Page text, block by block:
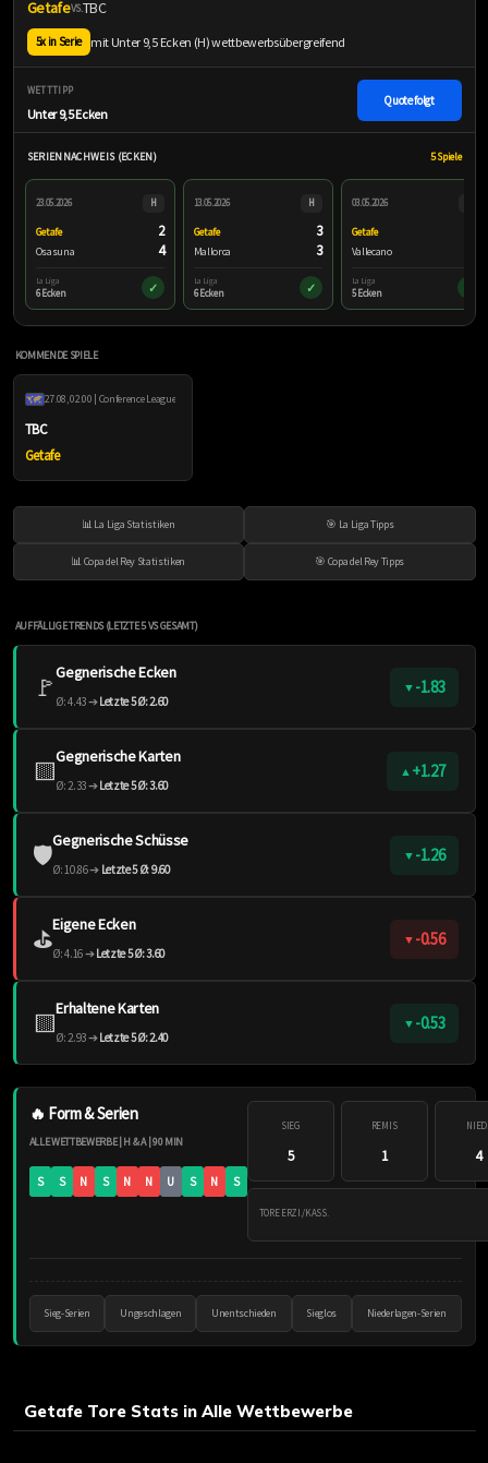
GetafeVS.TBC
5x in Serie mit Unter 9,5 Ecken (H) wettbewerbsübergreifend
WETTTIPP
Unter 9,5 Ecken
Quote folgt
SERIENNACHWEIS (ECKEN) 5 Spiele
23.05.2026 H
Getafe 2
Osasuna 4
La Liga
6 Ecken ✓
13.05.2026 H
Getafe 3
Mallorca 3
La Liga
6 Ecken ✓
03.05.2026
Getafe
Vallecano
La Liga
5 Ecken
KOMMENDE SPIELE
27.08, 02:00 | Conference League
TBC
Getafe
📊 La Liga Statistiken 🎯 La Liga Tipps
📊 Copa del Rey Statistiken 🎯 Copa del Rey Tipps
AUFFÄLLIGE TRENDS (LETZTE 5 VS GESAMT)
🚩Gegnerische Ecken
Ø: 4.43 ➔Letzte 5 Ø: 2.60
▼ -1.83
🟨Gegnerische Karten
Ø: 2.33 ➔Letzte 5 Ø: 3.60
▲ +1.27
🛡️Gegnerische Schüsse
Ø: 10.86 ➔ Letzte 5 Ø: 9.60
▼ -1.26
⛳️Eigene Ecken
Ø: 4.16 ➔Letzte 5 Ø: 3.60
▼ -0.56
🟨Erhaltene Karten
Ø: 2.93 ➔Letzte 5 Ø: 2.40
▼ -0.53
🔥 Form & Serien
ALLE WETTBEWERBE | H & A | 90 MIN
S S N S N N U S N S
SIEG
5
REMIS
1
NIED.
4
TORE ERZI./KASS.
Sieg-Serien Ungeschlagen Unentschieden Sieglos Niederlagen-Serien
Getafe Tore Stats in Alle Wettbewerbe